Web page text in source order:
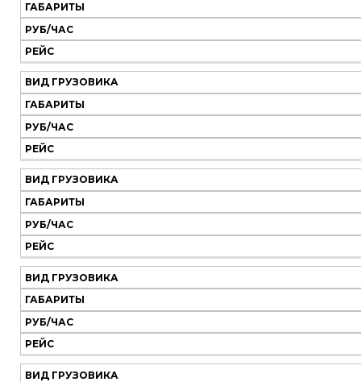
ГАБАРИТЫ
РУБ/ЧАС
РЕЙС
ВИД ГРУЗОВИКА
ГАБАРИТЫ
РУБ/ЧАС
РЕЙС
ВИД ГРУЗОВИКА
ГАБАРИТЫ
РУБ/ЧАС
РЕЙС
ВИД ГРУЗОВИКА
ГАБАРИТЫ
РУБ/ЧАС
РЕЙС
ВИД ГРУЗОВИКА